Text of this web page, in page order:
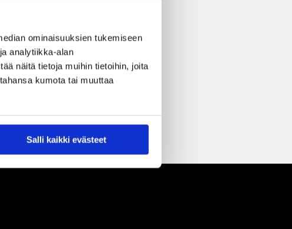
ominaisuuksien tukemiseen
analytiikka-alan
näitä tietoja muihin tietoihin, joita
kumota tai muuttaa
Salli kaikki evästeet